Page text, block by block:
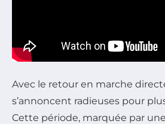
Avec le retour en marche
s’annoncent radieuses pour
Cette période, marquée par